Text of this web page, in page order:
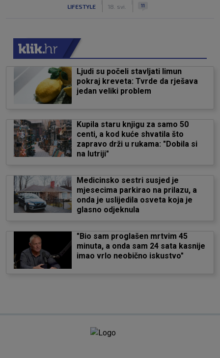
LIFESTYLE 18. svi. 11
Ljudi su počeli stavljati limun
pokraj kreveta: Tvrde da rješava
jedan veliki problem
Kupila staru knjigu za samo 50
centi, a kod kuće shvatila što
zapravo drži u rukama: "Dobila si
na lutriji"
Medicinsko sestri susjed je
mjesecima parkirao na prilazu, a
onda je uslijedila osveta koja je
glasno odjeknula
"Bio sam proglašen mrtvim 45
minuta, a onda sam 24 sata kasnije
imao vrlo neobično iskustvo"